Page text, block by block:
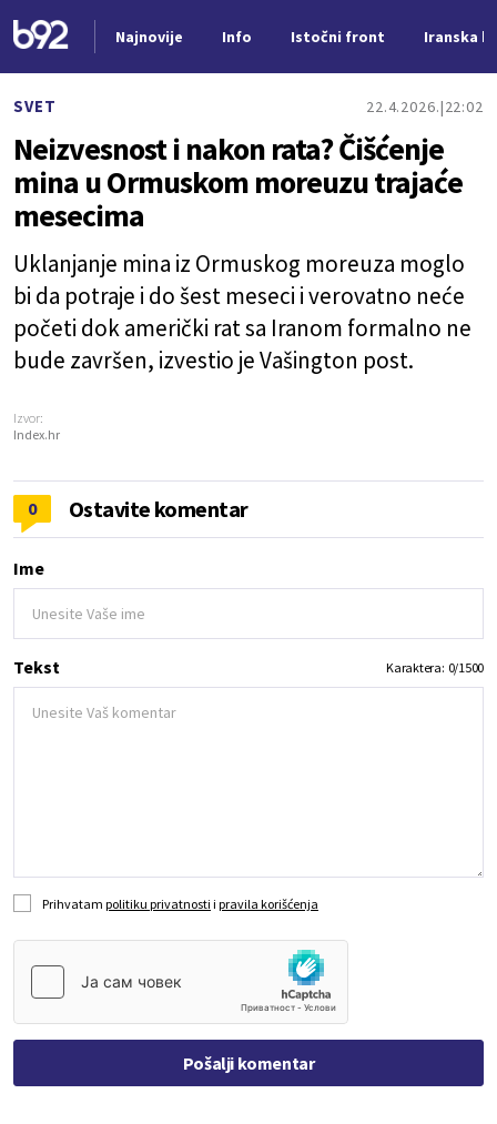
Najnovije Info Istočni front Iranska
SVET 22.4.2026. 22:02
Neizvesnost i nakon rata? Čišćenje
mina u Ormuskom moreuzu trajaće
mesecima
Uklanjanje mina iz Ormuskog moreuza moglo
bi da potraje i do šest meseci i verovatno neće
početi dok američki rat sa Iranom formalno ne
bude završen, izvestio je Vašington post.
Izvor:
Index.hr
0 Ostavite komentar
Ime
Tekst Karaktera: 0/1500
Prihvatam politiku privatnosti i pravila korišćenja
Pošalji komentar